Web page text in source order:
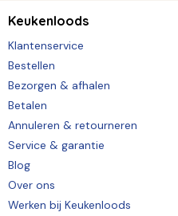
Keukenloods
Klantenservice
Bestellen
Bezorgen & afhalen
Betalen
Annuleren & retourneren
Service & garantie
Blog
Over ons
Werken bij Keukenloods